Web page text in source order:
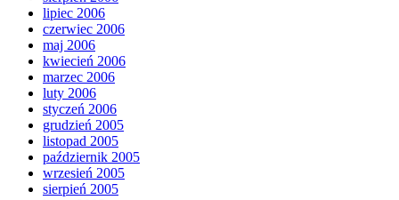
lipiec 2006
czerwiec 2006
maj 2006
kwiecień 2006
marzec 2006
luty 2006
styczeń 2006
grudzień 2005
listopad 2005
październik 2005
wrzesień 2005
sierpień 2005